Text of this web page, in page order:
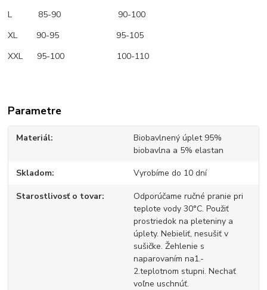
L 85-90 90-100
XL 90-95 95-105
XXL 95-100 100-110
Parametre
Materiál
Biobavlnený úplet 95%
biobavlna a 5% elastan
Skladom Vyrobíme do 10 dní
Starostlivosť o tovar
Odporúčame ručné pranie pri
teplote vody 30°C. Použiť
prostriedok na pleteniny a
úplety. Nebieliť, nesušiť v
sušičke. Žehlenie s
naparovaním na1.-
2.teplotnom stupni. Nechať
voľne uschnúť.